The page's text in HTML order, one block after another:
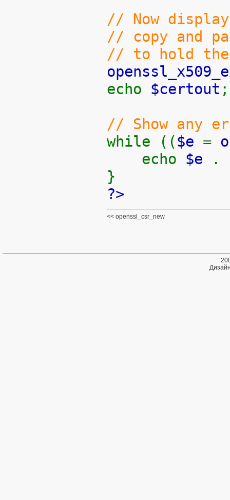
// Now
// copy and
// to hold
echo $certout ;
// Show any
while (($e =
echo $e .
}
?>
openssl_csr_new